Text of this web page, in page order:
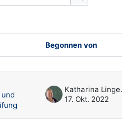
Foren
Begonnen von
Katharina Lingenau
17. Okt. 2022